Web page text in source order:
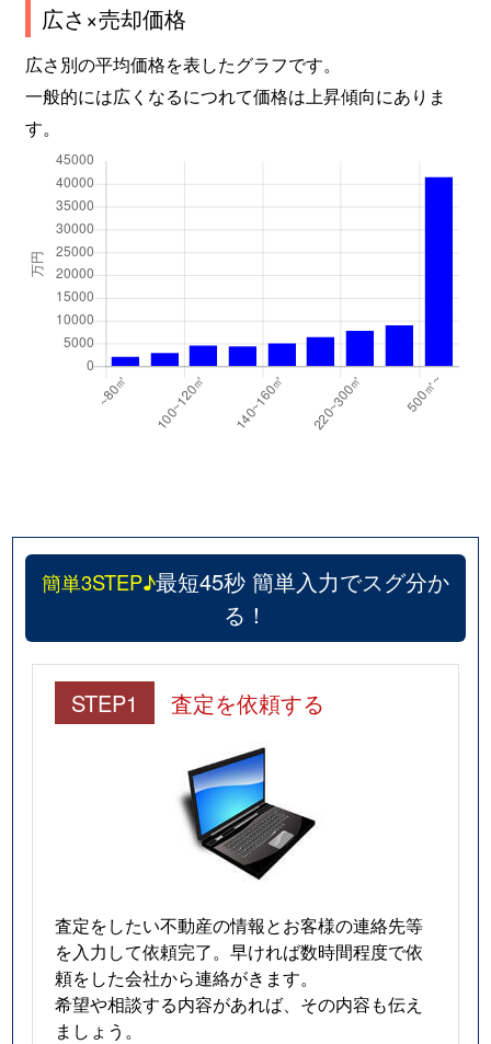
広さ×売却価格
広さ別の平均価格を表したグラフです。
一般的には広くなるにつれて価格は上昇傾向にありま
す。
簡単3STEP♪最短45秒 簡単入力でスグ分か
る！
STEP1 査定を依頼する
査定をしたい不動産の情報とお客様の連絡先等
を入力して依頼完了。早ければ数時間程度で依
頼をした会社から連絡がきます。
希望や相談する内容があれば、その内容も伝え
ましょう。